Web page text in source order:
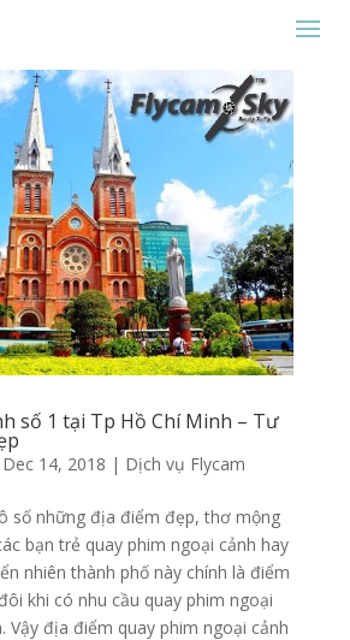
số 1 tại Tp Hồ Chí Minh – Tư
Dec 14, 2018 | Dịch vụ Flycam
số những địa điểm đẹp, thơ mộng
bạn trẻ quay phim ngoại cảnh hay
nhiên thành phố này chính là điểm
khi có nhu cầu quay phim ngoại
Vậy địa điểm quay phim ngoại cảnh